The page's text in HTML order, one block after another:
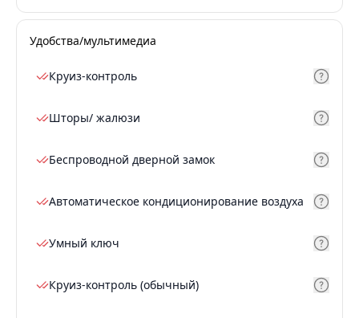
Удобства/мультимедиа
Круиз-контроль
Шторы/ жалюзи
Беспроводной дверной замок
Автоматическое кондиционирование воздуха
Умный ключ
Круиз-контроль (обычный)